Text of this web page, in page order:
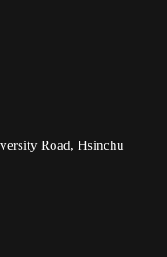
Road, Hsinchu